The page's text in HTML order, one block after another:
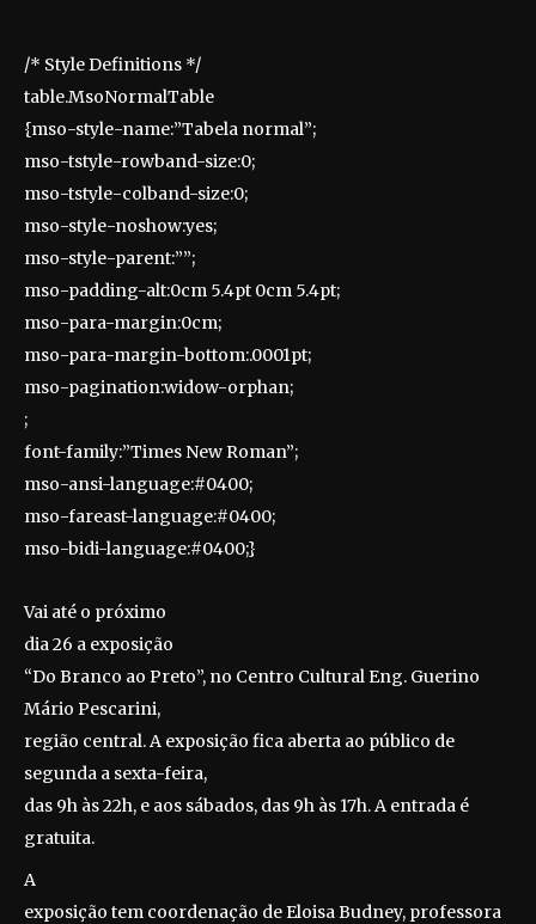
/* Style Definitions */
table.MsoNormalTable
{mso-style-name:”Tabela normal”;
mso-tstyle-rowband-size:0;
mso-tstyle-colband-size:0;
mso-style-noshow:yes;
mso-style-parent:””;
mso-padding-alt:0cm 5.4pt 0cm 5.4pt;
mso-para-margin:0cm;
mso-para-margin-bottom:.0001pt;
mso-pagination:widow-orphan;
;
font-family:”Times New Roman”;
mso-ansi-language:#0400;
mso-fareast-language:#0400;
mso-bidi-language:#0400;}
Vai até o próximo
dia 26 a exposição
“Do Branco ao Preto”, no Centro Cultural Eng. Guerino
Mário Pescarini,
região central. A exposição fica aberta ao público de
segunda a sexta-feira,
das 9h às 22h, e aos sábados, das 9h às 17h. A entrada é
gratuita.
A
exposição tem coordenação de Eloisa Budney, professora